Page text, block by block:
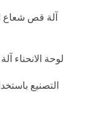
آلة قص شعاع
لوحة الانحناء
التصنيع